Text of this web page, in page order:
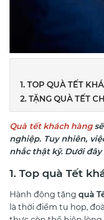
1. TOP QUÀ TẾT
2. TẶNG QUÀ TẾT
Quà tết khách hàng
nghiệp. Tuy nhiên,
nhắc thật kỹ. Dưới
1. Top quà Tết
Hành động tặngquà
là thời điểm tụ họp,